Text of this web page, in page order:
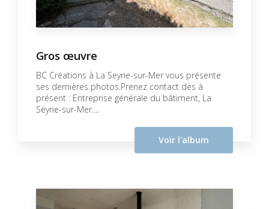
Gros œuvre
BC Créations à La Seyne-sur-Mer vous présente
ses dernières photos.Prenez contact dès à
présent : Entreprise générale du bâtiment, La
Seyne-sur-Mer....
Voir l'album